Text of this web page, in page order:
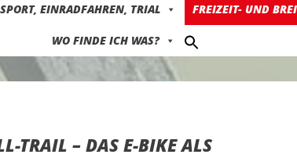
EINRADFAHREN, TRIAL
FREIZEIT- UND
WO FINDE ICH WAS?
TRAIL – DAS E-BIKE ALS